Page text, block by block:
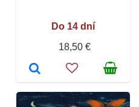
Do 14 dní
18,50 €